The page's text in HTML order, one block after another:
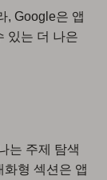
, Google은 앱
있는 더 나은
는 주제 탐색
형 섹션은 앱